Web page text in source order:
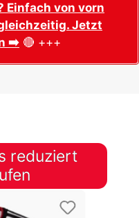
Einfach von vorn
Jetzt
➡️ 🔴 +++
reduziert